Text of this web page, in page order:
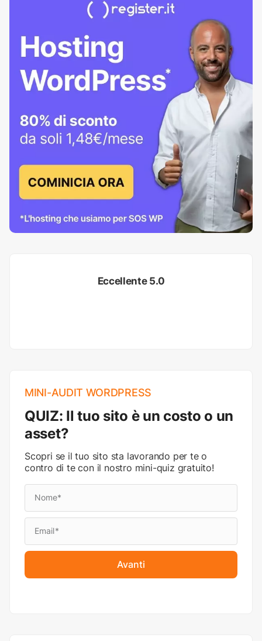
Eccellente 5.0
MINI-AUDIT WORDPRESS
QUIZ: Il tuo sito è un costo o un
asset?
Scopri se il tuo sito sta lavorando per te o
contro di te con il nostro mini-quiz gratuito!
Avanti